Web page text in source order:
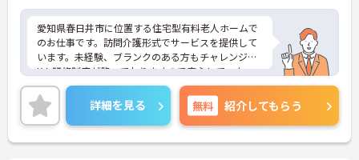
愛知県春日井市に位置する住宅型有料老人ホームで
のお仕事です。訪問介護形式でサービスを提供して
います。未経験、ブランクのある方もチャレンジO
K！研修制度が整っておりますので安心してスター
ト、働きながらスキルアップも目指せる環境です。
月9～10日休み、残業は月平均5時間程度と少なく、
プライベートの時間も確保しやすいです。ご興味の
ある方には、面接対策ポイントなど、さらに詳細を
お話しいたしますのでお気軽にご相談ください！
詳細を見る 無料 紹介してもらう